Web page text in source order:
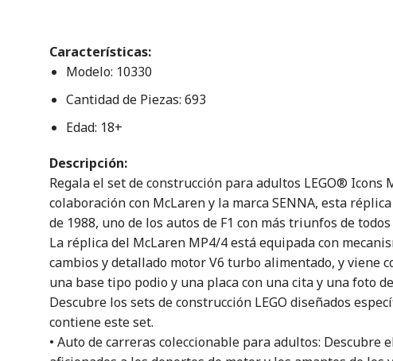
Características:
Modelo: 10330
Cantidad de Piezas: 693
Edad: 18+
Descripción:
Regala el set de construcción para adultos LEGO®
colaboración con McLaren y la marca SENNA, esta
de 1988, uno de los autos de F1 con más triunfos de
La réplica del McLaren MP4/4 está equipada con
cambios y detallado motor V6 turbo alimentado, y viene
una base tipo podio y una placa con una cita y una foto
Descubre los sets de construcción LEGO diseñados
contiene este set.
• Auto de carreras coleccionable para adultos: